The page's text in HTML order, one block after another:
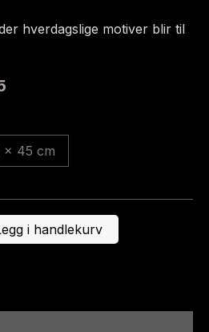
hverdagslige motiver blir til
675
til
355
x 45 cm
i handlekurv